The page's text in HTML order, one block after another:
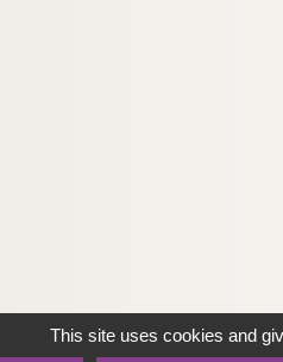
This site uses cookies and